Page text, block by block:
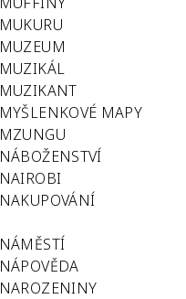
MUKURU
MUZEUM
MUZIKÁL
MUZIKANT
MYŠLENKOVÉ MAPY
MZUNGU
NÁBOŽENSTVÍ
NAIROBI
NAKUPOVÁNÍ
NÁMĚSTÍ
NÁPOVĚDA
NAROZENINY